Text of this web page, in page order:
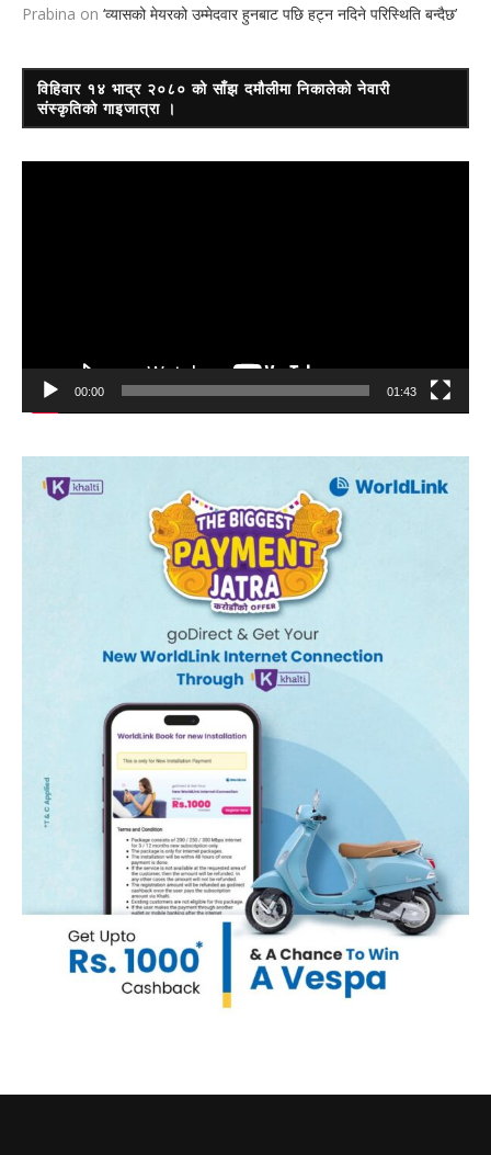
Prabina on ‘व्यासको मेयरको उम्मेदवार हुनबाट पछि हट्न नदिने परिस्थिति बन्दैछ’
विहिवार १४ भाद्र २०८० को साँझ दमौलीमा निकालेको नेवारी
संस्कृतिको गाइजात्रा ।
00:00 01:43